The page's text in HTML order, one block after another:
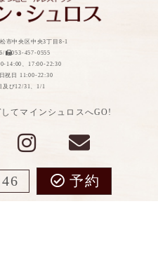
市中央区中央3丁目8-1
053-457-0555
14:00、17:00-22:30
祝日 11:00-22:30
及び12/31、1/1
てマインシュロスへGO!
予約